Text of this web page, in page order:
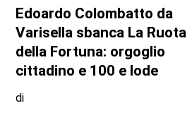
Edoardo Colombatto da
Varisella sbanca La Ruota
della Fortuna: orgoglio
cittadino e 100 e lode
di